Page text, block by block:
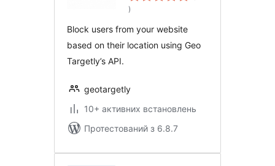
загальний
рейтинг
)
Block users from your website
based on their location using Geo
Targetly’s API.
geotargetly
10+ активних встановлень
Протестований з 6.8.7